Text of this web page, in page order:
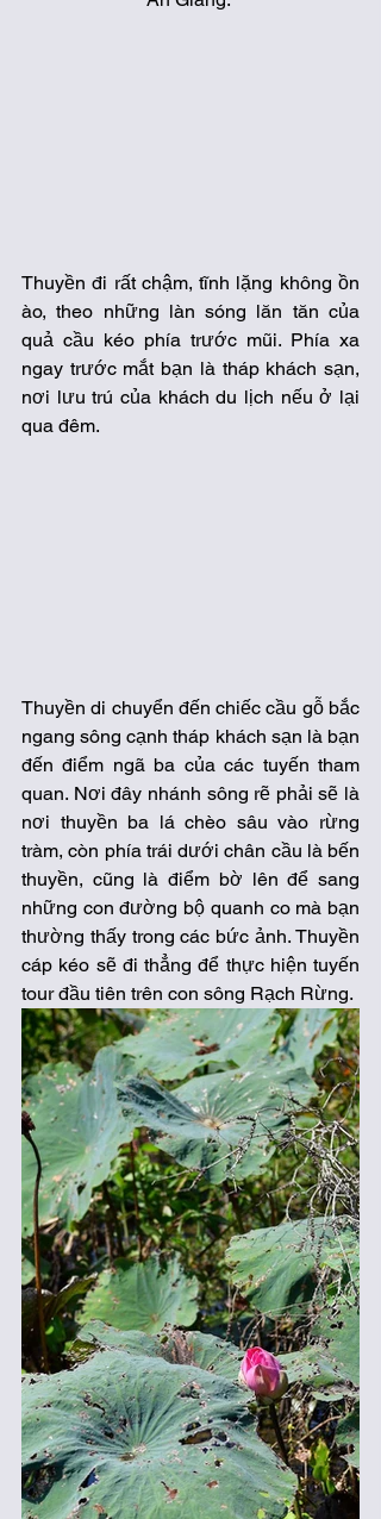
Thuyền đi rất chậm, tĩnh lặng không ồn
ào, theo những làn sóng lăn tăn của
quả cầu kéo phía trước mũi. Phía xa
ngay trước mắt bạn là tháp khách sạn,
nơi lưu trú của khách du lịch nếu ở lại
qua đêm.
Thuyền di chuyển đến chiếc cầu gỗ bắc
ngang sông cạnh tháp khách sạn là bạn
đến điểm ngã ba của các tuyến tham
quan. Nơi đây nhánh sông rẽ phải sẽ là
nơi thuyền ba lá chèo sâu vào rừng
tràm, còn phía trái dưới chân cầu là bến
thuyền, cũng là điểm bờ lên để sang
những con đường bộ quanh co mà bạn
thường thấy trong các bức ảnh. Thuyền
cáp kéo sẽ đi thẳng để thực hiện tuyến
tour đầu tiên trên con sông Rạch Rừng.